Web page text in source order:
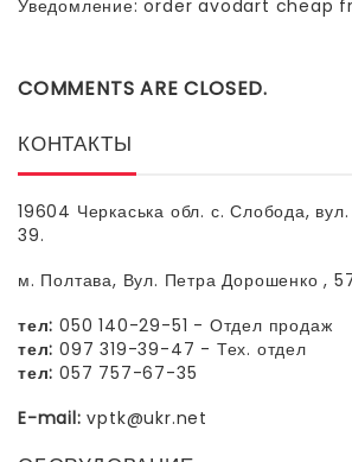
Уведомление:order avodart cheap
COMMENTS ARE CLOSED.
КОНТАКТЫ
19604 Черкаська обл. с. Слобода,
39.
м. Полтава, Вул. Петра Дорошенко ,
тел: 050 140-29-51 - Отдел продаж
тел: 097 319-39-47 - Тех. отдел
тел: 057 757-67-35
E-mail: vptk@ukr.net